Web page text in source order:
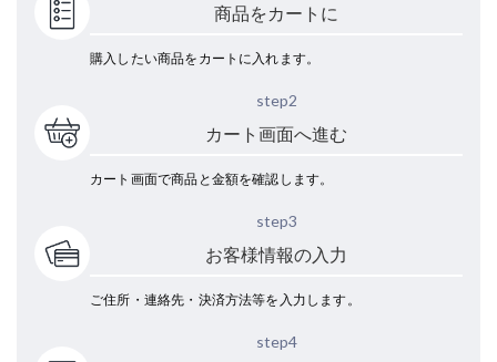
商品をカートに
購入したい商品をカートに入れます。
step2
カート画面へ進む
カート画面で商品と金額を確認します。
step3
お客様情報の入力
ご住所・連絡先・決済方法等を入力します。
step4